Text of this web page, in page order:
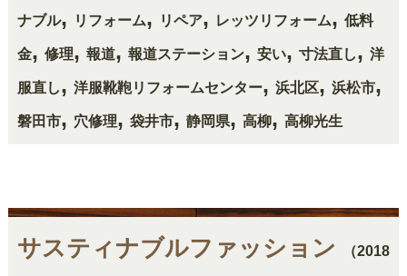
ナブル, リフォーム, リペア, レッツリフォーム, 低料
金, 修理, 報道, 報道ステーション, 安い, 寸法直し, 洋
服直し, 洋服靴鞄リフォームセンター, 浜北区, 浜松市,
磐田市, 穴修理, 袋井市, 静岡県, 高柳, 高柳光生
サスティナブルファッション （2018